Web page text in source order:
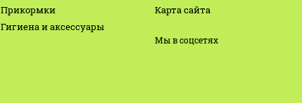
Прикормки
Гигиена и аксессуары
Карта сайта
Мы в соцсетях